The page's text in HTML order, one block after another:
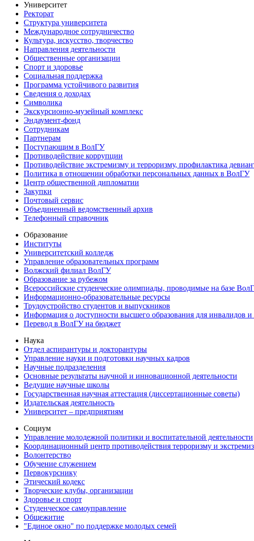
Университет
Ректорат
Структура университета
Международное сотрудничество
Культура, искусство, творчество
Направления деятельности
Общественные организации
Спорт и здоровье
Социальная поддержка
Программа устойчивого развития
Сведения о доходах
Символика
Экскурсионно-музейный комплекс
Эндаумент-фонд
Сотрудникам
Партнерам
Поступающим в ВолГУ
Противодействие коррупции
Противодействие экстремизму и терроризму, профилактика
Политика в отношении обработки персональных данных в ВолГУ
Центр общественной дипломатии
Закупки
Почтовый сервис
Объединенный ведомственный архив
Телефонный справочник
Образование
Институты
Университетский колледж
Управление образовательных программ
Волжский филиал ВолГУ
Образование за рубежом
Всероссийские студенческие олимпиады, проводимые на базе
Информационно-образовательные ресурсы
Трудоустройство студентов и выпускников
Информация о доступности высшего образования для инвалидов
Перевод в ВолГУ на бюджет
Наука
Отдел аспирантуры и докторантуры
Управление науки и подготовки научных кадров
Научные подразделения
Основные результаты научной и инновационной деятельности
Ведущие научные школы
Государственная научная аттестация (диссертационные советы)
Издательская деятельность
Университет – предприятиям
Социум
Управление молодежной политики и воспитательной деятельности
Координационный центр противодействия терроризму и
Волонтерство
Обучение служением
Первокурснику
Этический кодекс
Творческие клубы, организации
Здоровье и спорт
Студенческое самоуправление
Общежитие
"Единое окно" по поддержке молодых семей